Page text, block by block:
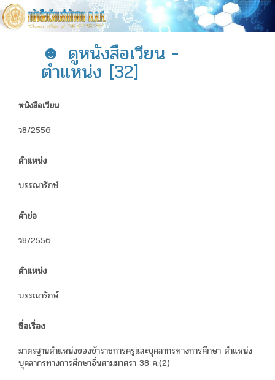
☻ ดูหนังสือเวียน -
ตำแหน่ง [32]
หนังสือเวียน
ว8/2556
ตำแหน่ง
บรรณารักษ์
คำย่อ
ว8/2556
ตำแหน่ง
บรรณารักษ์
ชื่อเรื่อง
มาตรฐานตำแหน่งของข้าราชการครูและบุคลากรทางการศึกษา ตำแหน่ง
บุคลากรทางการศึกษาอื่นตามมาตรา 38 ค.(2)